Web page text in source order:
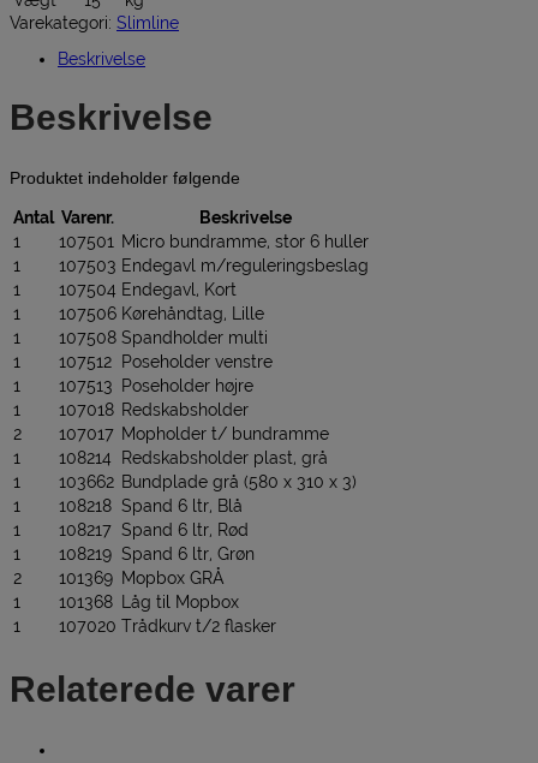
Varekategori: Slimline
Beskrivelse
Beskrivelse
Produktet indeholder følgende
Antal Varenr.
Beskrivelse
1
107501 Micro bundramme, stor 6 huller
1
107503 Endegavl m/reguleringsbeslag
1
107504 Endegavl, Kort
1
107506 Kørehåndtag, Lille
1
107508 Spandholder multi
1
107512
Poseholder venstre
1
107513
Poseholder højre
1
107018 Redskabsholder
2
107017 Mopholder t/ bundramme
1
108214
Redskabsholder plast, grå
1
103662 Bundplade grå (580 x 310 x 3)
1
108218 Spand 6 ltr, Blå
1
108217 Spand 6 ltr, Rød
1
108219 Spand 6 ltr, Grøn
2
101369 Mopbox GRÅ
1
101368 Låg til Mopbox
1
107020 Trådkurv t/2 flasker
Relaterede varer